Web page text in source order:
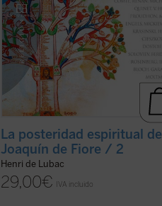
La posteridad espiritual de
Joaquín de Fiore / 2
Henri de Lubac
29,00€ IVA incluido